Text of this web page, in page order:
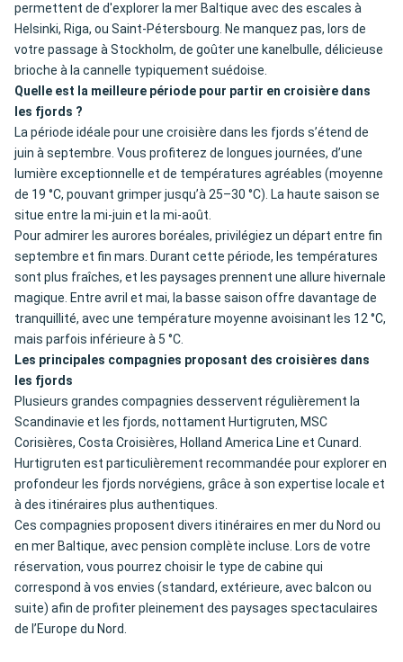
permettent de d'explorer la mer Baltique avec des escales à
Helsinki, Riga, ou Saint-Pétersbourg. Ne manquez pas, lors de
votre passage à Stockholm, de goûter une kanelbulle, délicieuse
brioche à la cannelle typiquement suédoise.
Quelle est la meilleure période pour partir en croisière dans
les fjords ?
La période idéale pour une croisière dans les fjords s’étend de
juin à septembre. Vous profiterez de longues journées, d’une
lumière exceptionnelle et de températures agréables (moyenne
de 19 °C, pouvant grimper jusqu’à 25–30 °C). La haute saison se
situe entre la mi-juin et la mi-août.
Pour admirer les aurores boréales, privilégiez un départ entre fin
septembre et fin mars. Durant cette période, les températures
sont plus fraîches, et les paysages prennent une allure hivernale
magique. Entre avril et mai, la basse saison offre davantage de
tranquillité, avec une température moyenne avoisinant les 12 °C,
mais parfois inférieure à 5 °C.
Les principales compagnies proposant des croisières dans
les fjords
Plusieurs grandes compagnies desservent régulièrement la
Scandinavie et les fjords, nottament Hurtigruten, MSC
Corisières, Costa Croisières, Holland America Line et Cunard.
Hurtigruten est particulièrement recommandée pour explorer en
profondeur les fjords norvégiens, grâce à son expertise locale et
à des itinéraires plus authentiques.
Ces compagnies proposent divers itinéraires en mer du Nord ou
en mer Baltique, avec pension complète incluse. Lors de votre
réservation, vous pourrez choisir le type de cabine qui
correspond à vos envies (standard, extérieure, avec balcon ou
suite) afin de profiter pleinement des paysages spectaculaires
de l’Europe du Nord.